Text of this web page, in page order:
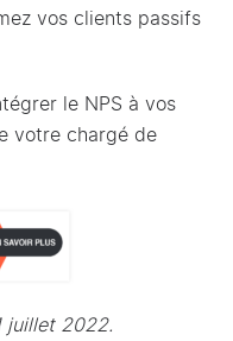
vos clients passifs
le NPS à vos
votre chargé de
juillet 2022.